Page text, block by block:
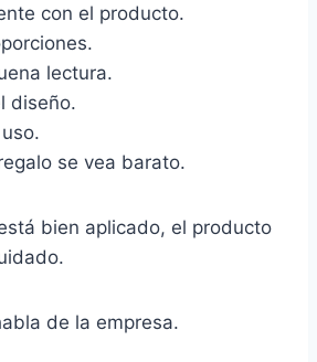
con el producto.
lectura.
diseño.
se vea barato.
bien aplicado, el producto
de la empresa.